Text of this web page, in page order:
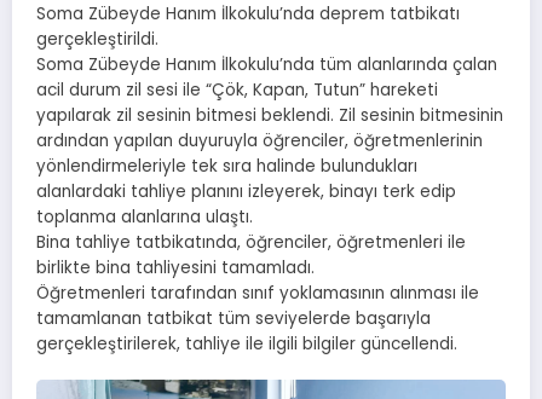
Soma Zübeyde Hanım İlkokulu’nda deprem tatbikatı
gerçekleştirildi.
Soma Zübeyde Hanım İlkokulu’nda tüm alanlarında çalan
acil durum zil sesi ile “Çök, Kapan, Tutun” hareketi
yapılarak zil sesinin bitmesi beklendi. Zil sesinin bitmesinin
ardından yapılan duyuruyla öğrenciler, öğretmenlerinin
yönlendirmeleriyle tek sıra halinde bulundukları
alanlardaki tahliye planını izleyerek, binayı terk edip
toplanma alanlarına ulaştı.
Bina tahliye tatbikatında, öğrenciler, öğretmenleri ile
birlikte bina tahliyesini tamamladı.
Öğretmenleri tarafından sınıf yoklamasının alınması ile
tamamlanan tatbikat tüm seviyelerde başarıyla
gerçekleştirilerek, tahliye ile ilgili bilgiler güncellendi.